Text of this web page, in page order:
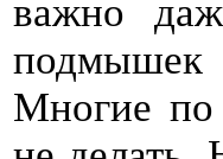
важно
подмышек
Многие по